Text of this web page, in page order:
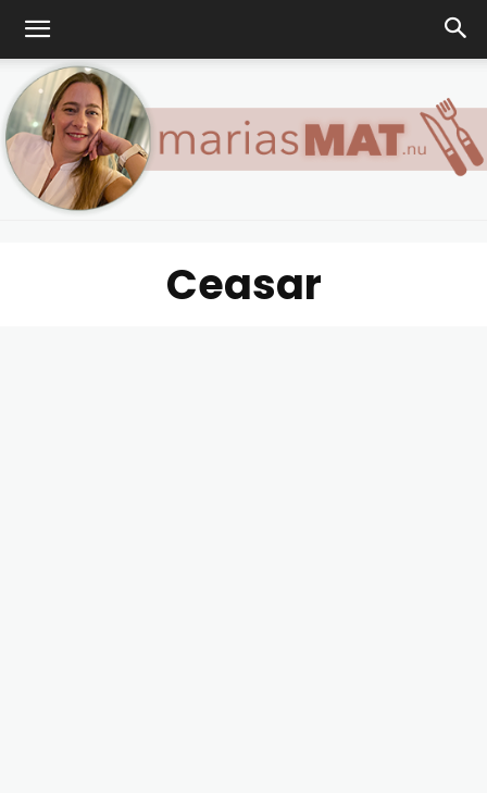
Ceasar